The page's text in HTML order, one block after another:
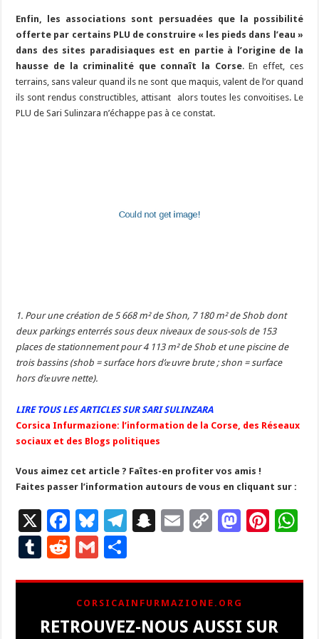
Enfin, les associations sont persuadées que la possibilité
offerte par certains PLU de construire « les pieds dans l’eau »
dans des sites paradisiaques est en partie à l’origine de la
hausse de la criminalité que connaît la Corse. En effet, ces
terrains, sans valeur quand ils ne sont que maquis, valent de l’or quand
ils sont rendus constructibles, attisant alors toutes les convoitises. Le
PLU de Sari Sulinzara n’échappe pas à ce constat.
1. Pour une création de 5 668 m² de Shon, 7 180 m² de Shob dont
deux parkings enterrés sous deux niveaux de sous-sols de 153
places de stationnement pour 4 113 m² de Shob et une piscine de
trois bassins (shob = surface hors d’œuvre brute ; shon = surface
hors d’œuvre nette).
LIRE TOUS LES ARTICLES SUR SARI SULINZARA
Corsica Infurmazione: l’information de la Corse, des Réseaux
sociaux et des Blogs politiques
Vous aimez cet article ? Faîtes-en profiter vos amis !
Faites passer l’information autours de vous en cliquant sur :
X
F
ac
e
b
o
Bl
u
es
ky
T
gr
a
S
p
c
E
l
C
y
Li
M
d
Pi
es
T
bl
R
d
di
G
ai
l
ta
g
CORSICAINFURMAZIONE.ORG
RETROUVEZ-NOUS AUSSI SUR